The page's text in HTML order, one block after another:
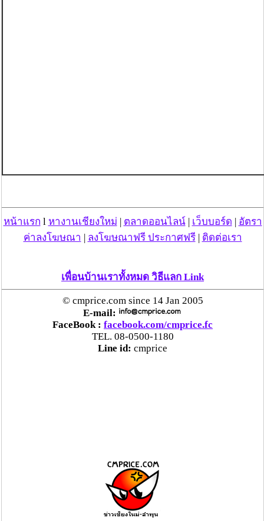
หน้าแรก l หางานเชียงใหม่ | ตลาดออนไลน์| เว็บบอร์ด | อัตรา
ค่าลงโฆษณา | ลงโฆษณาฟรี ประกาศฟรี| ติดต่อเรา
เพื่อนบ้านเราทั้งหมด วิธีแลก Link
© cmprice.com since 14 Jan 2005
E-mail:
FaceBook : facebook.com/cmprice.fc
TEL. 08-0500-1180
Line id: cmprice